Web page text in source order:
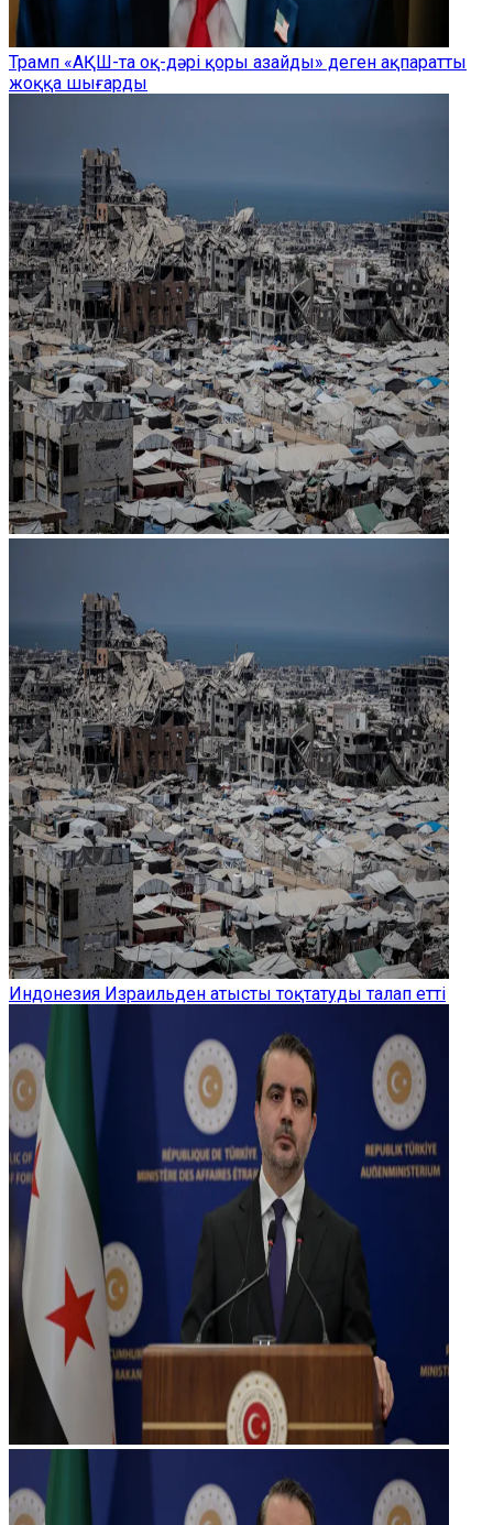
Трамп «АҚШ-та оқ-дәрі қоры азайды» деген ақпаратты
жоққа шығарды
Индонезия Израильден атысты тоқтатуды талап етті